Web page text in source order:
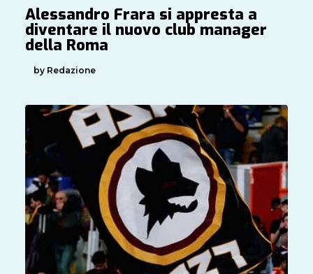
Alessandro Frara si appresta a
diventare il nuovo club manager
della Roma
by Redazione